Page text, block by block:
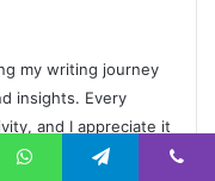
my writing journey
insights. Every
and I appreciate it